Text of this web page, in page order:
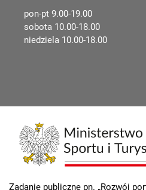
pon-pt 9.00-19.00
sobota 10.00-18.00
niedziela 10.00-18.00
Zadanie publiczne pn. „Rozwój